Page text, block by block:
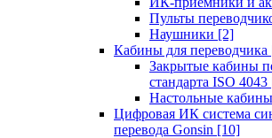
Пульты
Наушники [2]
Кабины для переводчика
Закрытые кабины
стандарта ISO 4043
Настольные
Цифровая ИК система
перевода Gonsin [10]